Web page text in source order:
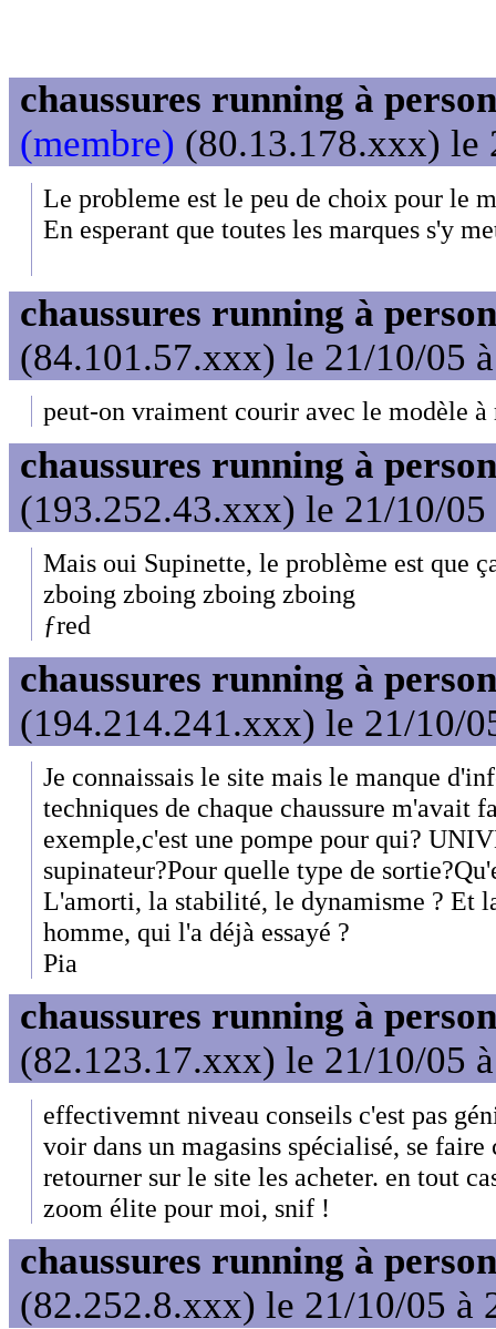
chaussures running à
(membre) (80.13.178.xxx) le
Le probleme est le peu de choix pour le
En esperant que toutes les marques s'y
chaussures running à
(84.101.57.xxx) le 21/10/05
peut-on vraiment courir avec le modèle à
chaussures running à
(193.252.43.xxx) le 21/10/05
Mais oui Supinette, le problème est que
zboing zboing zboing zboing
ƒred
chaussures running à
(194.214.241.xxx) le 21/10/
Je connaissais le site mais le manque
techniques de chaque chaussure m'avait
exemple,c'est une pompe pour qui?
supinateur?Pour quelle type de
L'amorti, la stabilité, le dynamisme ? Et
homme, qui l'a déjà essayé ?
Pia
chaussures running à
(82.123.17.xxx) le 21/10/05
effectivemnt niveau conseils c'est pas
voir dans un magasins spécialisé, se faire
retourner sur le site les acheter. en tout
zoom élite pour moi, snif !
chaussures running à
(82.252.8.xxx) le 21/10/05 à